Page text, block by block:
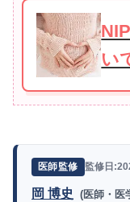
い
医師監修 監修日
岡 博史 (医師・医